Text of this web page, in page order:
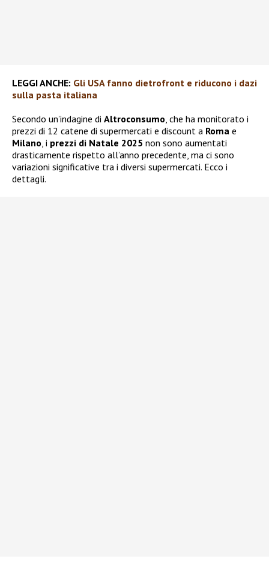
LEGGI ANCHE: Gli USA fanno dietrofront e riducono i dazi
sulla pasta italiana
Secondo un’indagine di Altroconsumo, che ha monitorato i
prezzi di 12 catene di supermercati e discount a Roma e
Milano, i prezzi di Natale 2025 non sono aumentati
drasticamente rispetto all’anno precedente, ma ci sono
variazioni significative tra i diversi supermercati. Ecco i
dettagli.